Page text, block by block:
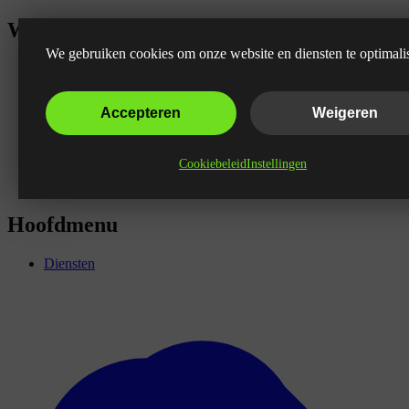
Wat is de Meta Pixel?
Hoofdmenu
Diensten
We gebruiken cookies om onze website en diensten te
Accepteren Weigeren
CookiebeleidInstellingen